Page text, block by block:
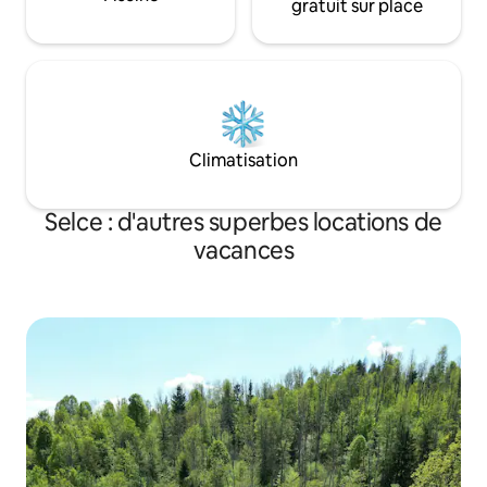
gratuit sur place
Climatisation
Selce : d'autres superbes locations de
vacances